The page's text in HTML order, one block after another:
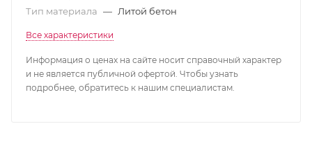
Тип материала — Литой бетон
Все характеристики
Информация о ценах на сайте носит справочный характер
и не является публичной офертой. Чтобы узнать
подробнее, обратитесь к нашим специалистам.